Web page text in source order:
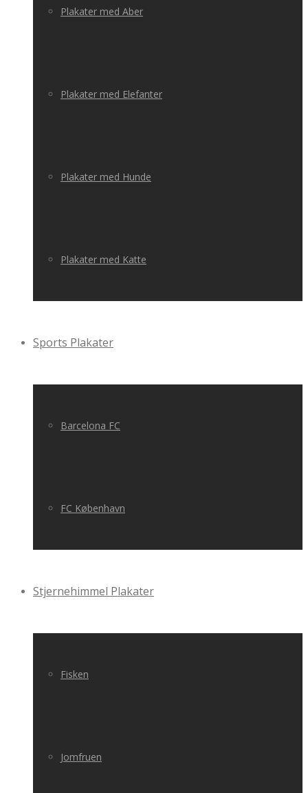
Plakater med Aber
Plakater med Elefanter
Plakater med Hunde
Plakater med Katte
Sports Plakater
Barcelona FC
FC København
Stjernehimmel Plakater
Fisken
Jomfruen